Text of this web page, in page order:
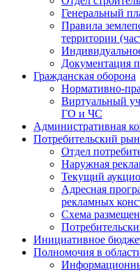
Генеральный
Правила
территории
Документация
Гражданская оборона
Н​ормативно-
Виртуальный
ГО и ЧС
Административная
Потребительский
Отдел
Наружная
Текущий
Адресная
рекламных
Схема
Инициативное
Полномочия в